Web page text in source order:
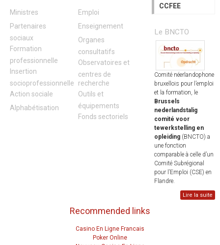
Ministres
Partenaires
sociaux
Formation
professionnelle
Insertion
socioprofessionnelle
Action sociale
Alphabétisation
Emploi
Enseignement
Organes
consultatifs
Observatoires et
centres de
recherche
Outils et
équipements
Fonds sectoriels
CCFEE
Le BNCTO
Comité néerlandophone
bruxellois pour l’emploi
et la formation, le
Brussels
nederlandstalig
comité voor
tewerkstelling en
opleiding(BNCTO) a
une fonction
comparable à celle d’un
Comité Subrégional
pour l’Emploi (CSE) en
Flandre.
Lire la suite
Recommended links
Casino En Ligne Francais
Poker Online